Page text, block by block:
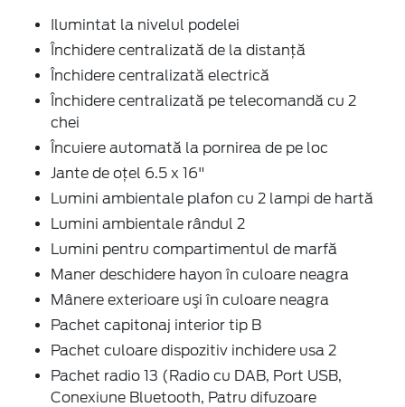
Ilumintat la nivelul podelei
Închidere centralizată de la distanţă
Închidere centralizată electrică
Închidere centralizată pe telecomandă cu 2
chei
Încuiere automată la pornirea de pe loc
Jante de oţel 6.5 x 16"
Lumini ambientale plafon cu 2 lampi de hartă
Lumini ambientale rândul 2
Lumini pentru compartimentul de marfă
Maner deschidere hayon în culoare neagra
Mânere exterioare uşi în culoare neagra
Pachet capitonaj interior tip B
Pachet culoare dispozitiv inchidere usa 2
Pachet radio 13 (Radio cu DAB, Port USB,
Conexiune Bluetooth, Patru difuzoare